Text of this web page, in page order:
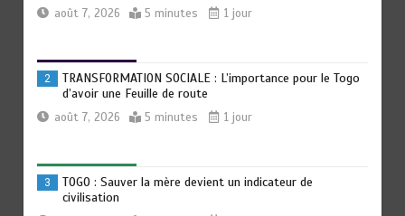
août 7, 2026 5 minutes 1 jour
2
TRANSFORMATION SOCIALE : L’importance pour le Togo
d’avoir une Feuille de route
août 7, 2026 5 minutes 1 jour
3
TOGO : Sauver la mère devient un indicateur de
civilisation